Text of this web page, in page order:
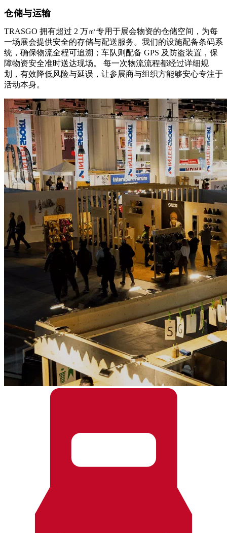
仓储与运输
TRASGO 拥有超过 2 万㎡专用于展会物资的仓储空间，为每
一场展会提供安全的存储与配送服务。我们的设施配备条码系
统，确保物流全程可追溯；车队则配备 GPS 及防盗装置，保
障物资安全准时送达现场。 每一次物流流程都经过详细规
划，有效降低风险与延误，让参展商与组织方能够安心专注于
活动本身。